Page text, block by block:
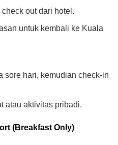
out dari hotel.
untuk kembali ke Kuala
sore hari, kemudian check-in
atau aktivitas pribadi.
(Breakfast Only)